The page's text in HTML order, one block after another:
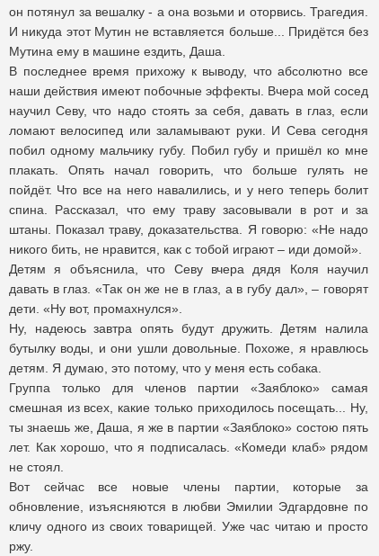
он потянул за вешалку - а она возьми и оторвись. Трагедия.
И никуда этот Мутин не вставляется больше... Придётся без
Мутина ему в машине ездить, Даша.
В последнее время прихожу к выводу, что абсолютно все
наши действия имеют побочные эффекты. Вчера мой сосед
научил Севу, что надо стоять за себя, давать в глаз, если
ломают велосипед или заламывают руки. И Сева сегодня
побил одному мальчику губу. Побил губу и пришёл ко мне
плакать. Опять начал говорить, что больше гулять не
пойдёт. Что все на него навалились, и у него теперь болит
спина. Рассказал, что ему траву засовывали в рот и за
штаны. Показал траву, доказательства. Я говорю: «Не надо
никого бить, не нравится, как с тобой играют – иди домой».
Детям я объяснила, что Севу вчера дядя Коля научил
давать в глаз. «Так он же не в глаз, а в губу дал», – говорят
дети. «Ну вот, промахнулся».
Ну, надеюсь завтра опять будут дружить. Детям налила
бутылку воды, и они ушли довольные. Похоже, я нравлюсь
детям. Я думаю, это потому, что у меня есть собака.
Группа только для членов партии «Заяблоко» самая
смешная из всех, какие только приходилось посещать... Ну,
ты знаешь же, Даша, я же в партии «Заяблоко» состою пять
лет. Как хорошо, что я подписалась. «Комеди клаб» рядом
не стоял.
Вот сейчас все новые члены партии, которые за
обновление, изъясняются в любви Эмилии Эдгардовне по
кличу одного из своих товарищей. Уже час читаю и просто
ржу.